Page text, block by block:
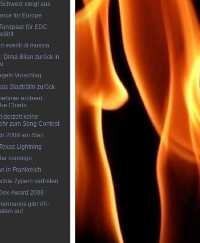
Schweiz steigt aus
for Europe
für EDC
eventi di musica
Dima Bilan zurück in
Vorschlag
Stadträtin zurück
erobern
Charts
derzeit keine
zum Song Contest
2009 am Start
Lightning
conmigo
in Frankreich
Zypern vertreten
Award 2008
gibt VE-
auf